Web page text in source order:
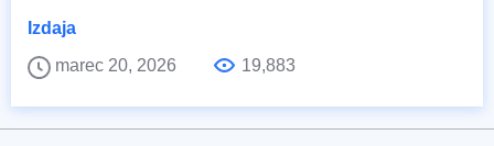
Izdaja
marec 20, 2026
19,883